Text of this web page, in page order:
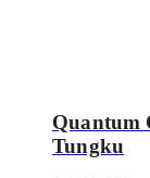
Quantum
Tungku